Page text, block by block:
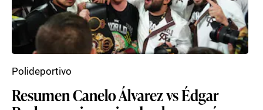
Resumen Canelo Álvarez vs Édgar
Polideportivo